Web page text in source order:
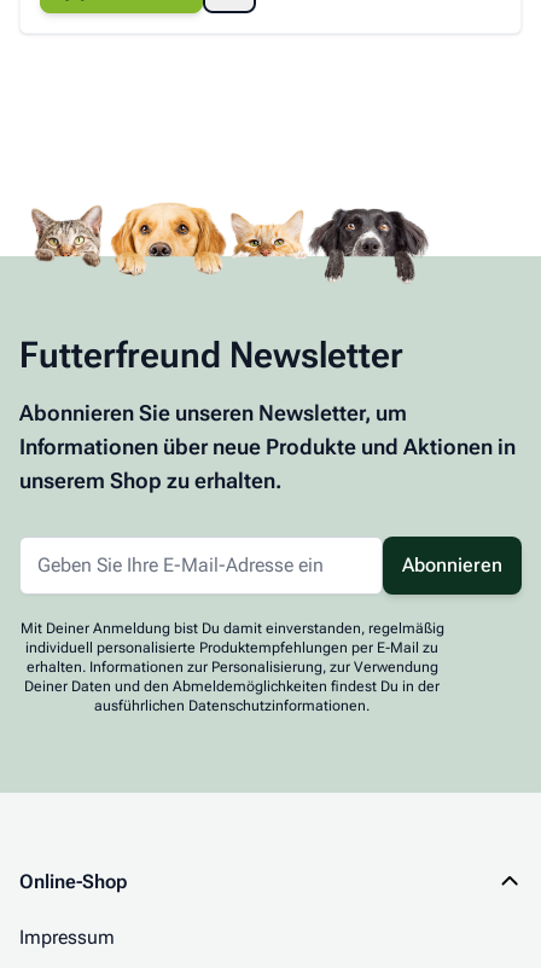
Futterfreund Newsletter
Abonnieren Sie unseren Newsletter, um
Informationen über neue Produkte und Aktionen in
unserem Shop zu erhalten.
Abonnieren
Mit Deiner Anmeldung bist Du damit einverstanden, regelmäßig
individuell personalisierte Produktempfehlungen per E-Mail zu
erhalten. Informationen zur Personalisierung, zur Verwendung
Deiner Daten und den Abmeldemöglichkeiten findest Du in der
ausführlichen Datenschutzinformationen.
Online-Shop
Impressum